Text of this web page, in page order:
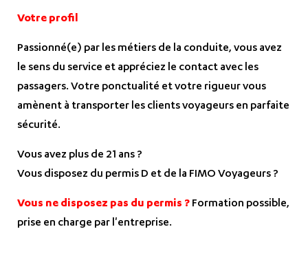
Votre profil
Passionné(e) par les métiers de la conduite, vous avez
le sens du service et appréciez le contact avec les
passagers. Votre ponctualité et votre rigueur vous
amènent à transporter les clients voyageurs en parfaite
sécurité.
Vous avez plus de 21 ans ?
Vous disposez du permis D et de la FIMO Voyageurs ?
Vous ne disposez pas du permis ?Formation possible,
prise en charge par l'entreprise.